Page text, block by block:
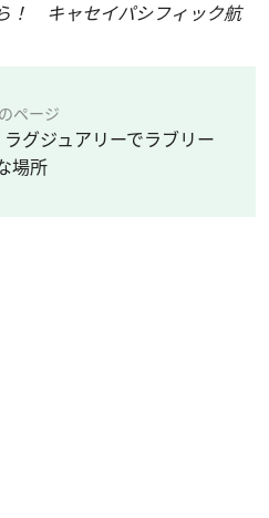
！ キャセイパシフィック航
ページ
グジュアリーでラブリー
場所